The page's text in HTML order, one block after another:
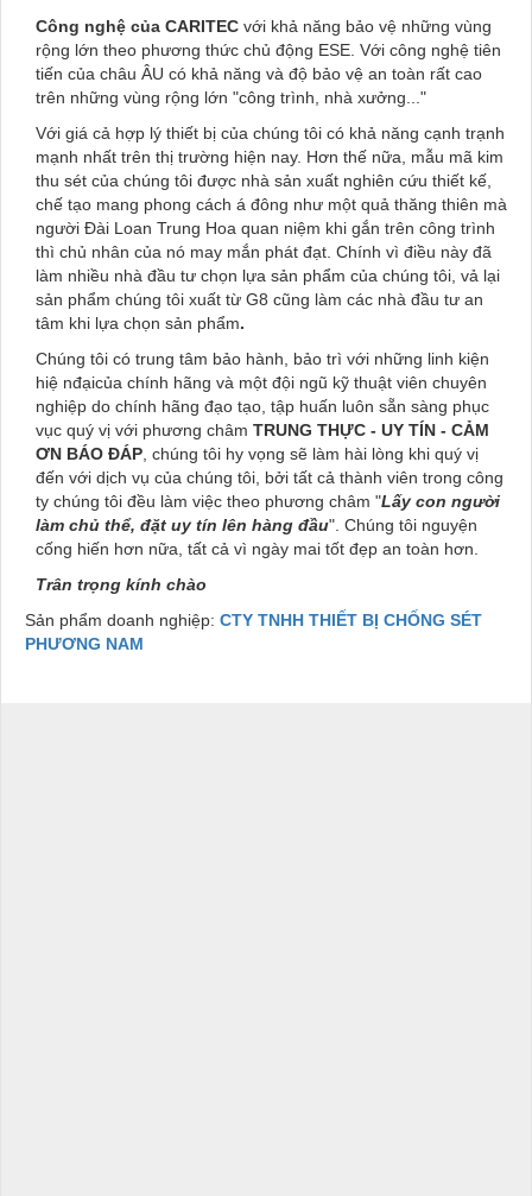
Công nghệ của CARITEC với khả năng bảo vệ những vùng
rộng lớn theo phương thức chủ động ESE. Với công nghệ tiên
tiến của châu ÂU có khả năng và độ bảo vệ an toàn rất cao
trên những vùng rộng lớn "công trình, nhà xưởng..."
Với giá cả hợp lý thiết bị của chúng tôi có khả năng cạnh trạnh
mạnh nhất trên thị trường hiện nay. Hơn thế nữa, mẫu mã kim
thu sét của chúng tôi được nhà sản xuất nghiên cứu thiết kế,
chế tạo mang phong cách á đông như một quả thăng thiên mà
người Đài Loan Trung Hoa quan niệm khi gắn trên công trình
thì chủ nhân của nó may mắn phát đạt. Chính vì điều này đã
làm nhiều nhà đầu tư chọn lựa sản phẩm của chúng tôi, vả lại
sản phẩm chúng tôi xuất từ G8 cũng làm các nhà đầu tư an
tâm khi lựa chọn sản phẩm.
Chúng tôi có trung tâm bảo hành, bảo trì với những linh kiện
hiệ nđạicủa chính hãng và một đội ngũ kỹ thuật viên chuyên
nghiệp do chính hãng đạo tạo, tập huấn luôn sẵn sàng phục
vục quý vị với phương châm TRUNG THỰC - UY TÍN - CẢM
ƠN BÁO ĐÁP , chúng tôi hy vọng sẽ làm hài lòng khi quý vị
đến với dịch vụ của chúng tôi, bởi tất cả thành viên trong công
ty chúng tôi đều làm việc theo phương châm "Lấy con người
làm chủ thể, đặt uy tín lên hàng đầu" . Chúng tôi nguyện
cống hiến hơn nữa, tất cả vì ngày mai tốt đẹp an toàn hơn.
Trân trọng kính chào
Sản phẩm doanh nghiệp: CTY TNHH THIẾT BỊ CHỐNG SÉT
PHƯƠNG NAM